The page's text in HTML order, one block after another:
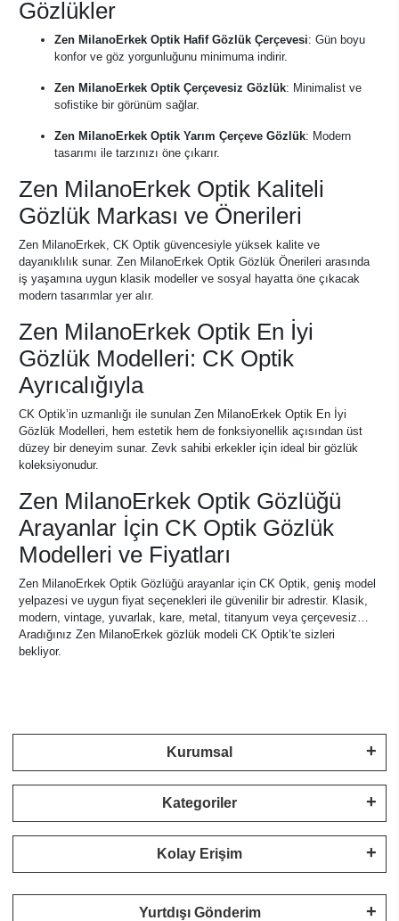
Gözlükler
Zen MilanoErkek Optik Hafif Gözlük Çerçevesi: Gün boyu
konfor ve göz yorgunluğunu minimuma indirir.
Zen MilanoErkek Optik Çerçevesiz Gözlük: Minimalist ve
sofistike bir görünüm sağlar.
Zen MilanoErkek Optik Yarım Çerçeve Gözlük: Modern
tasarımı ile tarzınızı öne çıkarır.
Zen MilanoErkek Optik Kaliteli
Gözlük Markası ve Önerileri
Zen MilanoErkek, CK Optik güvencesiyle yüksek kalite ve
dayanıklılık sunar. Zen MilanoErkek Optik Gözlük Önerileri arasında
iş yaşamına uygun klasik modeller ve sosyal hayatta öne çıkacak
modern tasarımlar yer alır.
Zen MilanoErkek Optik En İyi
Gözlük Modelleri: CK Optik
Ayrıcalığıyla
CK Optik’in uzmanlığı ile sunulan Zen MilanoErkek Optik En İyi
Gözlük Modelleri, hem estetik hem de fonksiyonellik açısından üst
düzey bir deneyim sunar. Zevk sahibi erkekler için ideal bir gözlük
koleksiyonudur.
Zen MilanoErkek Optik Gözlüğü
Arayanlar İçin CK Optik Gözlük
Modelleri ve Fiyatları
Zen MilanoErkek Optik Gözlüğü arayanlar için CK Optik, geniş model
yelpazesi ve uygun fiyat seçenekleri ile güvenilir bir adrestir. Klasik,
modern, vintage, yuvarlak, kare, metal, titanyum veya çerçevesiz…
Aradığınız Zen MilanoErkek gözlük modeli CK Optik’te sizleri
bekliyor.
Kurumsal
Kategoriler
Kolay Erişim
Yurtdışı Gönderim